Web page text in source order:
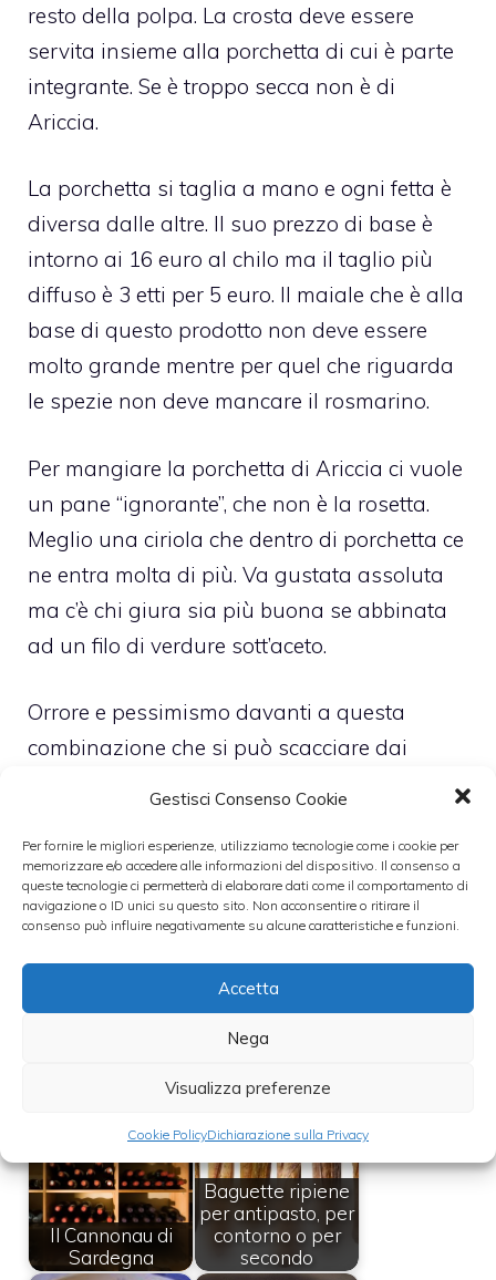
Gestisci Consenso Cookie
Per fornire le migliori esperienze, utilizziamo tecnologie come i cookie per
memorizzare e/o accedere alle informazioni del dispositivo. Il consenso a
queste tecnologie ci permetterà di elaborare dati come il comportamento di
navigazione o ID unici su questo sito. Non acconsentire o ritirare il
consenso può influire negativamente su alcune caratteristiche e funzioni.
Accetta
Nega
Visualizza preferenze
Cookie PolicyDichiarazione sulla Privacy
resto della polpa. La crosta deve essere
servita insieme alla porchetta di cui è parte
integrante. Se è troppo secca non è di
Ariccia.
La porchetta si taglia a mano e ogni fetta è
diversa dalle altre. Il suo prezzo di base è
intorno ai 16 euro al chilo ma il taglio più
diffuso è 3 etti per 5 euro. Il maiale che è alla
base di questo prodotto non deve essere
molto grande mentre per quel che riguarda
le spezie non deve mancare il rosmarino.
Per mangiare la porchetta di Ariccia ci vuole
un pane “ignorante”, che non è la rosetta.
Meglio una ciriola che dentro di porchetta ce
ne entra molta di più. Va gustata assoluta
ma c’è chi giura sia più buona se abbinata
ad un filo di verdure sott’aceto.
Orrore e pessimismo davanti a questa
combinazione che si può scacciare dai
pensieri soltanto importando nel discorso il
birra!.
Leggi anche:
Proposta per un
Capodanno
Il Cannonau di
Sardegna
Baguette ripiene
per antipasto, per
contorno o per
secondo